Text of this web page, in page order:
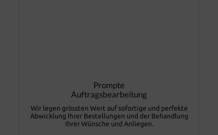
Prompte
Auftragsbearbeitung
Wir legen grössten Wert auf sofortige und perfekte
Abwicklung Ihrer Bestellungen und der Behandlung
Ihrer Wünsche und Anliegen.